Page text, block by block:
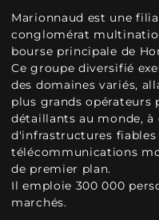
Marionnaud est une
conglomérat
bourse principale de
Ce groupe diversifié
des domaines variés,
plus grands opérateurs
détaillants au monde, à
d'infrastructures fiables
télécommunications
de premier plan.
Il emploie 300 000
marchés.